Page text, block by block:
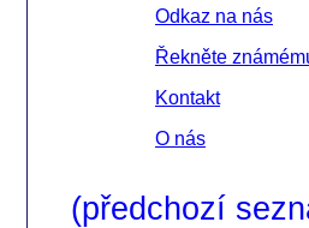
Odkaz na nás
Řekněte
Kontakt
O nás
(předchozí